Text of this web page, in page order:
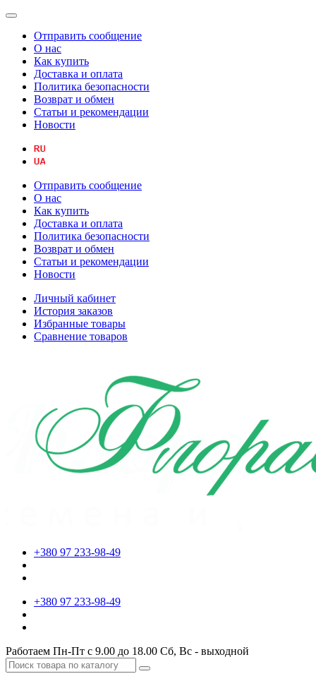
Отправить сообщение
О нас
Как купить
Доставка и оплата
Политика безопасности
Возврат и обмен
Статьи и рекомендации
Новости
Отправить сообщение
О нас
Как купить
Доставка и оплата
Политика безопасности
Возврат и обмен
Статьи и рекомендации
Новости
Личный кабинет
История заказов
Избранные товары
Сравнение товаров
+380 97 233-98-49
+380 97 233-98-49
Работаем Пн-Пт с 9.00 до 18.00 Сб, Вс - выходной